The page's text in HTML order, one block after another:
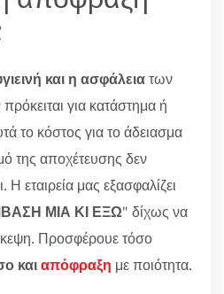
και η ασφάλειατων
για κατάστημα ή
το κόστος για το άδειασμα
της αποχέτευσης δεν
εταιρεία μας εξασφαλίζει
ΜΙΑ ΚΙ ΕΞΩ" δίχως να
Προσφέρουε τόσο
καιαπόφραξη με ποιότητα.